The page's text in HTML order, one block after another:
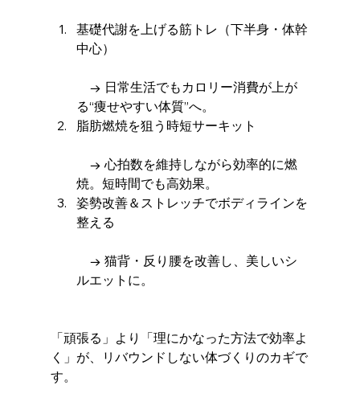
基礎代謝を上げる筋トレ（下半身・体幹
中心）
→ 日常生活でもカロリー消費が上が
る“痩せやすい体質”へ。
脂肪燃焼を狙う時短サーキット
→ 心拍数を維持しながら効率的に燃
焼。短時間でも高効果。
姿勢改善＆ストレッチでボディラインを
整える
→ 猫背・反り腰を改善し、美しいシ
ルエットに。
「頑張る」より「理にかなった方法で効率よ
く」が、リバウンドしない体づくりのカギで
す。